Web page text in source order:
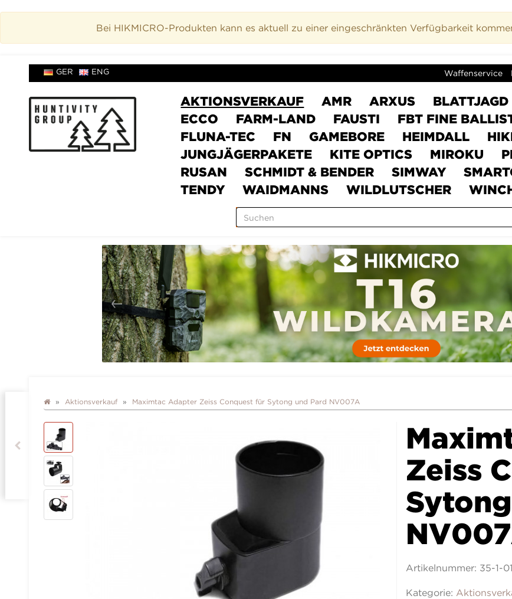
Bei HIKMICRO-Produkten kann es aktuell zu einer eingeschränkten Verfügbarkeit
GER ENG Waffenservice
AKTIONSVERKAUF AMR ARXUS BLATTJAGD
ECCO
FARM-LAND FAUSTI FBT FINE
FLUNA-TEC
FN GAMEBORE HEIMDALL
JUNGJÄGERPAKETE
KITE OPTICS MIROKU
RUSAN
SCHMIDT & BENDER SIMWAY
TENDY
WAIDMANNS WILDLUTSCHER
Aktionsverkauf Maximtac Adapter Zeiss Conquest für Sytong und Pard NV007A
Zeiss
Artikelnummer: 35-1-
Kategorie: